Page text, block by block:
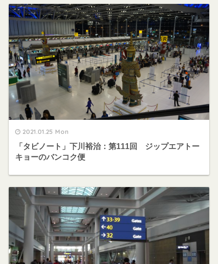
2021.01.25 Mon
「タビノート」下川裕治：第111回 ジップエアトー
キョーのバンコク便